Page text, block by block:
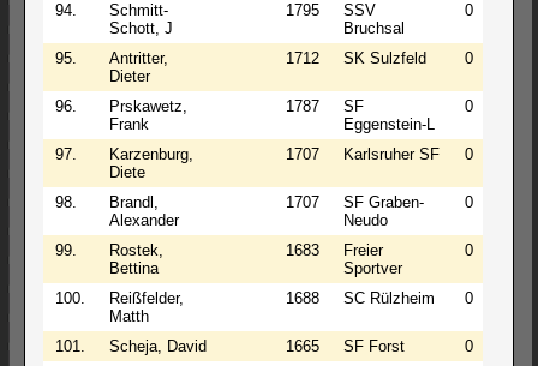
94.
Schmitt-
Schott, J
1795
SSV
Bruchsal
0
95.
Antritter,
Dieter
1712 SK Sulzfeld 0
96.
Prskawetz,
Frank
1787
SF
Eggenstein-L
0
97.
Karzenburg,
Diete
1707 Karlsruher SF 0
98.
Brandl,
Alexander
1707
SF Graben-
Neudo
0
99.
Rostek,
Bettina
1683
Freier
Sportver
0
100.
Reißfelder,
Matth
1688 SC Rülzheim 0
101. Scheja, David 1665 SF Forst 0